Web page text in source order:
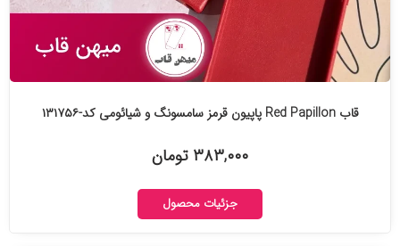
قاب Red Papillon پاپیون قرمز سامسونگ و شیائومی کد-۱۳۱۷۵۶
۳۸۳,۰۰۰ تومان
جزئیات محصول